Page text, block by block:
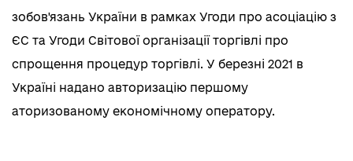
зобов'язань України в рамках Угоди про асоціацію з
ЄС та Угоди Світової організації торгівлі про
спрощення процедур торгівлі. У березні 2021 в
Україні надано авторизацію першому
аторизованому економічному оператору.